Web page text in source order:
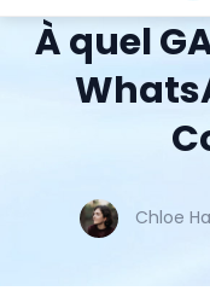
À quel
Chloe